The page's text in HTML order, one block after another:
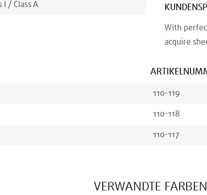
I / Class A
With
acquire
110-119
110-118
110-117
VERWANDTE FARBEN